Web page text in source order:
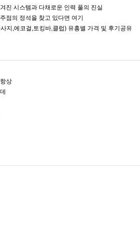
진 시스템과 다채로운 인력 풀의 진실
점의 정석을 찾고 있다면 여기
지,에코걸,토킹바,클럽) 유흥별 가격 및 후기공유
상